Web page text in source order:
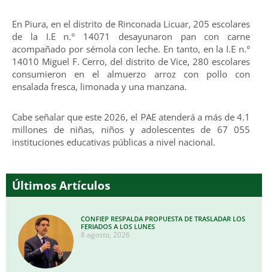
En Piura, en el distrito de Rinconada Licuar, 205 escolares
de la I.E n.° 14071 desayunaron pan con carne
acompañado por sémola con leche. En tanto, en la I.E n.°
14010 Miguel F. Cerro, del distrito de Vice, 280 escolares
consumieron en el almuerzo arroz con pollo con
ensalada fresca, limonada y una manzana.
Cabe señalar que este 2026, el PAE atenderá a más de 4.1
millones de niñas, niños y adolescentes de 67 055
instituciones educativas públicas a nivel nacional.
Últimos Artículos
CONFIEP RESPALDA PROPUESTA DE TRASLADAR LOS
FERIADOS A LOS LUNES
8 agosto, 2026